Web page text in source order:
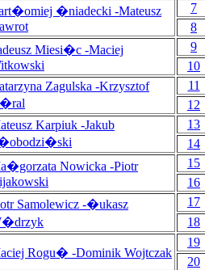
�niadecki -Mateusz
7
8
Miesi�c -Maciej
9
10
Zagulska -Krzysztof
11
12
Karpiuk -Jakub
13
14
Nowicka -Piotr
15
16
Samolewicz -�ukasz
17
18
Rogu� -Dominik Wojtczak
19
20